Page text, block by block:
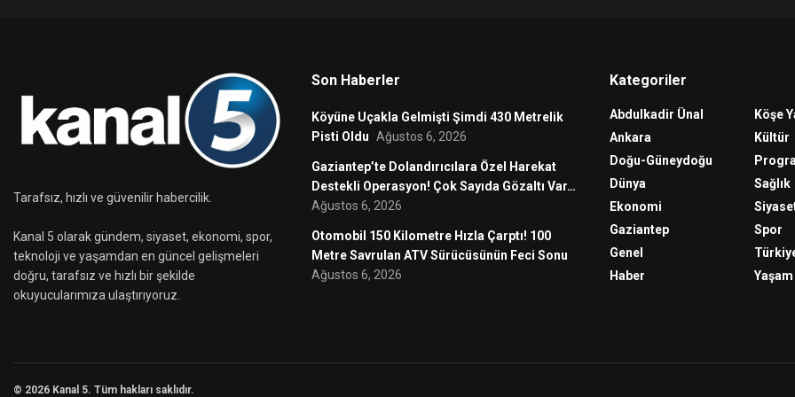
Tarafsız, hızlı ve güvenilir habercilik.
Kanal 5 olarak gündem, siyaset, ekonomi, spor,
teknoloji ve yaşamdan en güncel gelişmeleri
doğru, tarafsız ve hızlı bir şekilde
okuyucularımıza ulaştırıyoruz.
Son Haberler
Köyüne Uçakla Gelmişti Şimdi 430 Metrelik
Pisti Oldu Ağustos 6, 2026
Gaziantep’te Dolandırıcılara Özel Harekat
Destekli Operasyon! Çok Sayıda Gözaltı Var…
Ağustos 6, 2026
Otomobil 150 Kilometre Hızla Çarptı! 100
Metre Savrulan ATV Sürücüsünün Feci Sonu
Ağustos 6, 2026
Kategoriler
Abdulkadir Ünal
Ankara
Doğu-Güneydoğu
Dünya
Ekonomi
Gaziantep
Genel
Haber
Köşe
Kültür
Sağlık
Spor
Yaşam
© 2026 Kanal 5. Tüm hakları saklıdır.